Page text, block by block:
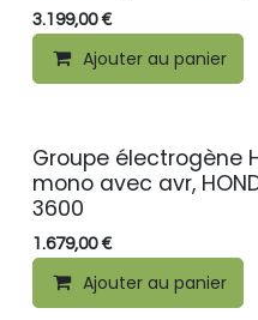
3.199,00€
Ajouter au panier
Groupe électrogène
mono avec avr,
3600
1.679,00€
Ajouter au panier